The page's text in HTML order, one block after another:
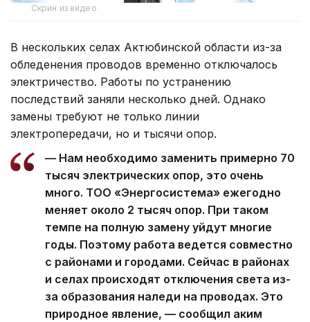
Скрин из видео
В нескольких селах Актюбинской области из-за
обледенения проводов временно отключалось
электричество. Работы по устранению
последствий заняли несколько дней. Однако
замены требуют не только линии
электропередачи, но и тысячи опор.
— Нам необходимо заменить примерно 70
тысяч электрических опор, это очень
много. ТОО «Энергосистема» ежегодно
меняет около 2 тысяч опор. При таком
темпе на полную замену уйдут многие
годы. Поэтому работа ведется совместно
с районами и городами. Сейчас в районах
и селах происходят отключения света из-
за образования наледи на проводах. Это
природное явление, — сообщил аким